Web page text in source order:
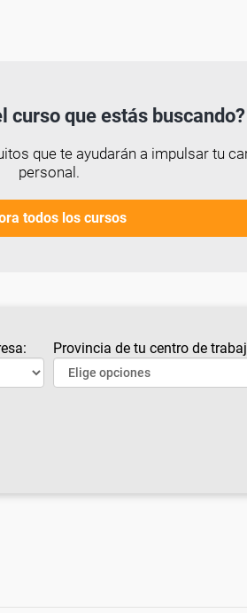
curso que estás buscando?
que te ayudarán a impulsar tu
personal.
todos los cursos
Provincia de tu centro de